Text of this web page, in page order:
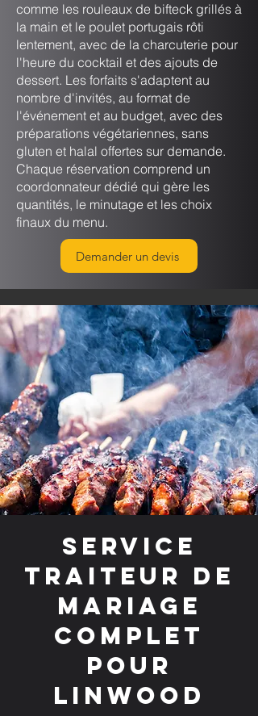
comme les rouleaux de bifteck grillés à
la main et le poulet portugais rôti
lentement, avec de la charcuterie pour
l'heure du cocktail et des ajouts de
dessert. Les forfaits s'adaptent au
nombre d'invités, au format de
l'événement et au budget, avec des
préparations végétariennes, sans
gluten et halal offertes sur demande.
Chaque réservation comprend un
coordonnateur dédié qui gère les
quantités, le minutage et les choix
finaux du menu.
Demander un devis
Service
traiteur de
mariage
complet
pour
Linwood